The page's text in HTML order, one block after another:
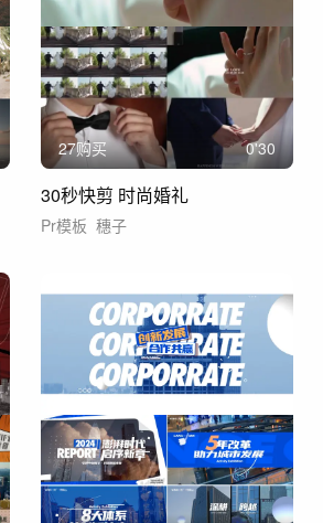
27购买 0'30
30秒快剪 时尚婚礼
Pr模板 穗子